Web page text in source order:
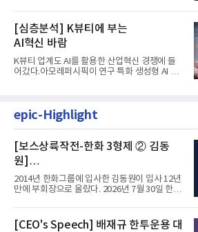
[심층분석] K뷰티에 부는
AI혁신 바람
K뷰티 업계도 AI를 활용한 산업혁신 경쟁에 들
어갔다.아모레퍼시픽이 연구 특화 생성형 AI 플
epic-Highlight
[보스상륙작전-한화 3형제 ② 김동
원]
입사 12년 만에 금융계열 수장 등극
2014년 한화그룹에 입사한 김동원이 입사 12년
만에 부회장으로 올랐다. 2026년 7월 30일 한화
[CEO's Speech] 배재규 한투운용 대